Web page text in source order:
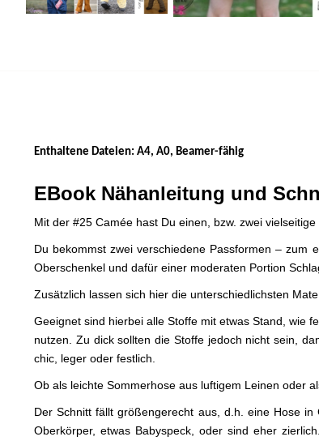
Enthaltene Dateien: A4, A0, Beamer-fähig
EBook Nähanleitung und
Mit der #25 Camée hast Du einen, bzw. zwei
Du bekommst zwei verschiedene Passformen – zum
Oberschenkel und dafür einer moderaten Portion
Zusätzlich lassen sich hier die unterschiedlichsten
Geeignet sind hierbei alle Stoffe mit etwas Stand, wie
nutzen. Zu dick sollten die Stoffe jedoch nicht sein,
chic, leger oder festlich.
Ob als leichte Sommerhose aus luftigem Leinen oder
Der Schnitt fällt größengerecht aus, d.h. eine Hose
Oberkörper, etwas Babyspeck, oder sind eher